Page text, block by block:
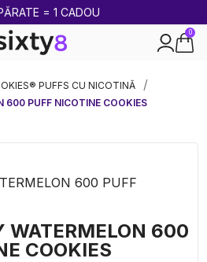
= 1 CADOU
0
PUFFS CU NICOTINĂ
600 PUFF NICOTINE COOKIES
WATERMELON 600
COOKIES